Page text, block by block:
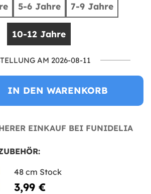
5-6 Jahre 7-9 Jahre
10-12 Jahre
AM 2026-08-11
IN DEN WARENKORB
EINKAUF BEI FUNIDELIA
48 cm Stock
3,99 €